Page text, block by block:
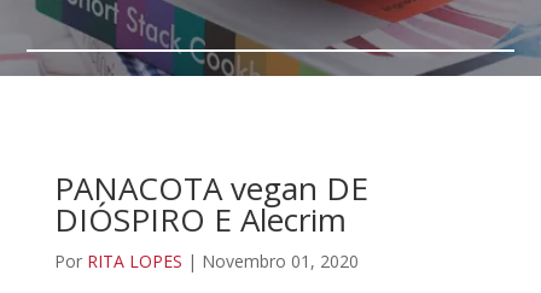
PANACOTA vegan DE
DIÓSPIRO E Alecrim
Por RITA LOPES | Novembro 01, 2020